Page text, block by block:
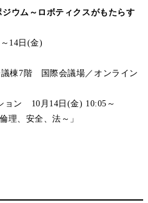
ジウム～ロボティクスがもたらす
14日(金)
棟7階 国際会議場／オンライン
ョン 10月14日(金) 10:05～
理、安全、法～」